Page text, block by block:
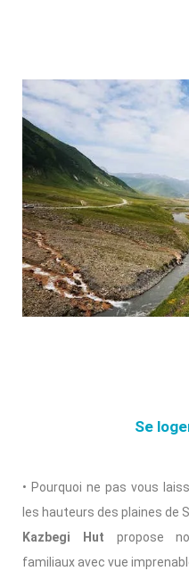
Se
• Pourquoi ne pas vous
les hauteurs des plaines de
Kazbegi Hut propose
familiaux avec vue